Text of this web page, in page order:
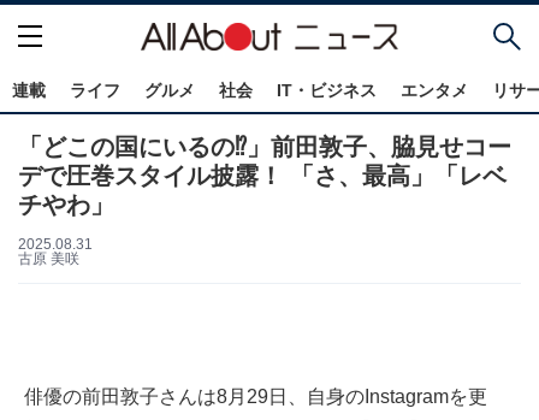
連載 ライフ グルメ 社会 IT・ビジネス エンタメ リサ
「どこの国にいるの⁉」前田敦子、脇見せコー
デで圧巻スタイル披露！ 「さ、最高」「レベ
チやわ」
2025.08.31
古原 美咲
俳優の前田敦子さんは8月29日、自身のInstagramを更